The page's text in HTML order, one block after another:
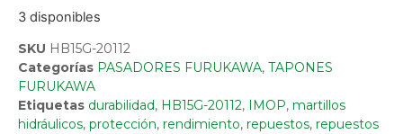
3 disponibles
SKU HB15G-20112
Categorías PASADORES FURUKAWA, TAPONES
FURUKAWA
Etiquetas durabilidad, HB15G-20112, IMOP, martillos
hidráulicos, protección, rendimiento, repuestos, repuestos